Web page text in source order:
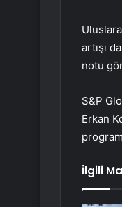
artışı
notu
S&P
Erkan
İlgili